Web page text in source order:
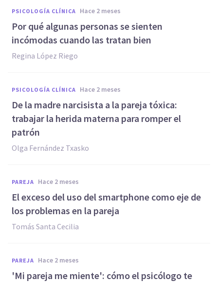
PSICOLOGÍA CLÍNICA hace 2 meses
Por qué algunas personas se sienten
incómodas cuando las tratan bien
Regina López Riego
PSICOLOGÍA CLÍNICA hace 2 meses
De la madre narcisista a la pareja tóxica:
trabajar la herida materna para romper el
patrón
Olga Fernández Txasko
PAREJA hace 2 meses
El exceso del uso del smartphone como eje de
los problemas en la pareja
Tomás Santa Cecilia
PAREJA hace 2 meses
'Mi pareja me miente': cómo el psicólogo te